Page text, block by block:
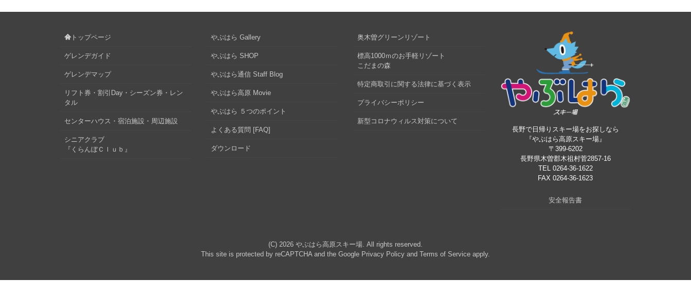
トップページ
ゲレンデガイド
ゲレンデマップ
リフト券・割引Day・シーズン券・レン
タル
センターハウス・宿泊施設・周辺施設
シニアクラブ
『くらんぼＣｌｕｂ』
やぶはら Gallery
やぶはら SHOP
やぶはら通信 Staff Blog
やぶはら高原 Movie
やぶはら ５つのポイント
よくある質問 [FAQ]
ダウンロード
奥木曽グリーンリゾート
標高1000ｍのお手軽リゾート
こだまの森
特定商取引に関する法律に基づく表示
プライバシーポリシー
新型コロナウィルス対策について
長野で日帰りスキー場をお探しなら
『やぶはら高原スキー場』
〒399-6202
長野県木曽郡木祖村菅2857-16
TEL 0264-36-1622
FAX 0264-36-1623
安全報告書
(C) 2026 やぶはら高原スキー場. All rights reserved.
This site is protected by reCAPTCHA and the Google Privacy Policy and Terms of Service apply.